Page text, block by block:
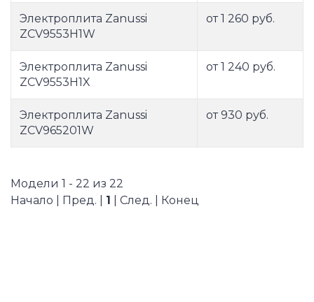
Электроплита Zanussi
ZCV9553H1W
от 1 260 руб.
Электроплита Zanussi
ZCV9553H1X
от 1 240 руб.
Электроплита Zanussi
ZCV965201W
от 930 руб.
Модели 1 - 22 из 22
Начало | Пред. | 1 | След. | Конец